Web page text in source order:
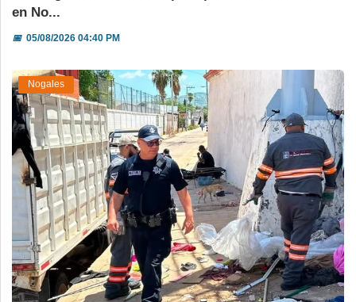
en No...
📅05/08/2026 04:40 PM
Nogales